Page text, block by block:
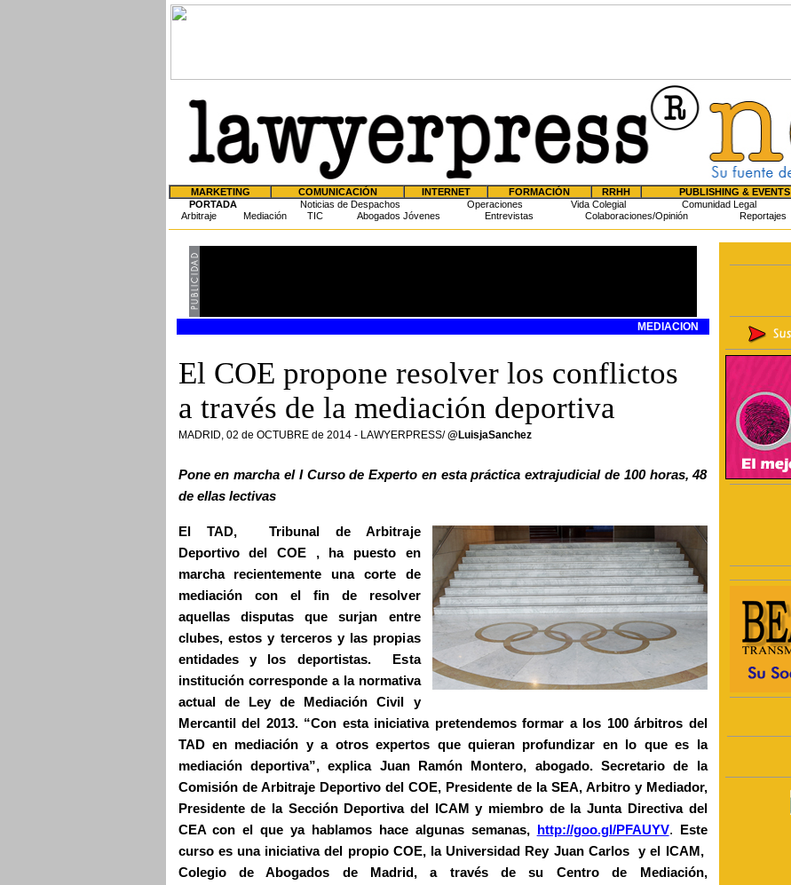
MARKETING COMUNICACIÓN INTERNET FORMACIÓN RRHH PUBLISHING & EVENTS
PORTADA
Noticias de Despachos Operaciones Vida Colegial Comunidad Legal
Arbitraje
Mediación TIC Abogados Jóvenes Entrevistas Colaboraciones/Opinión Reportajes
MEDIACION
El COE propone resolver los conflictos
a través de la mediación deportiva
MADRID, 02 de OCTUBRE de 2014 - LAWYERPRESS/@LuisjaSanchez
Pone en marcha el I Curso de Experto en esta práctica extrajudicial de 100 horas, 48
de ellas lectivas
El TAD, Tribunal de Arbitraje
Deportivo del COE , ha puesto en
marcha recientemente una corte de
mediación con el fin de resolver
aquellas disputas que surjan entre
clubes, estos y terceros y las propias
entidades y los deportistas. Esta
institución corresponde a la normativa
actual de Ley de Mediación Civil y
Mercantil del 2013. “Con esta iniciativa pretendemos formar a los 100 árbitros del
TAD en mediación y a otros expertos que quieran profundizar en lo que es la
mediación deportiva”, explica Juan Ramón Montero, abogado. Secretario de la
Comisión de Arbitraje Deportivo del COE, Presidente de la SEA, Arbitro y Mediador,
Presidente de la Sección Deportiva del ICAM y miembro de la Junta Directiva del
CEA con el que ya hablamos hace algunas semanas,
http://goo.gl/PFAUYV. Este
curso es una iniciativa del propio COE, la Universidad Rey Juan Carlos y el ICAM,
Colegio de Abogados de Madrid, a través de su Centro de Mediación,